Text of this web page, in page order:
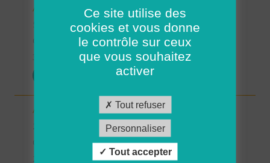
Aides à domicile (H/F)
56 - Morbihan
30/06/2026
Aide à domicile Pont de l'Isère (H/F)
Ce site utilise des
cookies et vous donne
le contrôle sur ceux
que vous souhaitez
activer
Tout refuser
Personnaliser
Tout accepter